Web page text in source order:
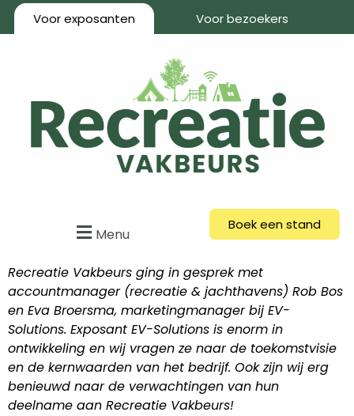
Voor exposanten Voor bezoekers
Menu
Boek een stand
Recreatie Vakbeurs ging in gesprek met
accountmanager (recreatie & jachthavens) Rob Bos
en Eva Broersma, marketingmanager bij EV-
Solutions. Exposant EV-Solutions is enorm in
ontwikkeling en wij vragen ze naar de toekomstvisie
en de kernwaarden van het bedrijf. Ook zijn wij erg
benieuwd naar de verwachtingen van hun
deelname aan Recreatie Vakbeurs!